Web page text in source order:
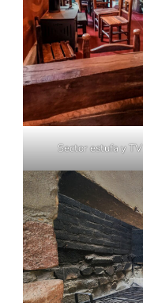
Sector estufa y TV